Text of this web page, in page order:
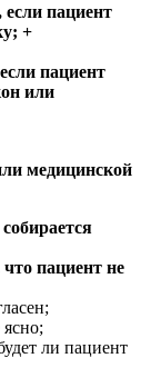
пациент
+
пациент
или
медицинской
пациент не
ли пациент